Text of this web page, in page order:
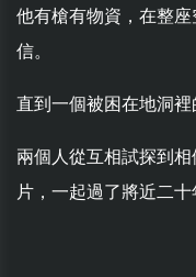
他有槍有物資，在整
信。
直到一個被困在地洞裡
兩個人從互相試探到
片，一起過了將近二十